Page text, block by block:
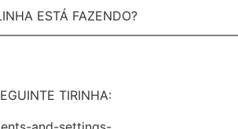
ESTÁ FAZENDO?
TIRINHA: